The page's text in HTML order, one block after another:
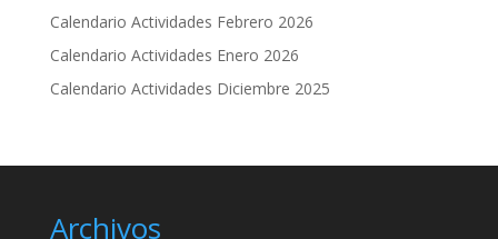
Calendario Actividades Febrero 2026
Calendario Actividades Enero 2026
Calendario Actividades Diciembre 2025
Archivos